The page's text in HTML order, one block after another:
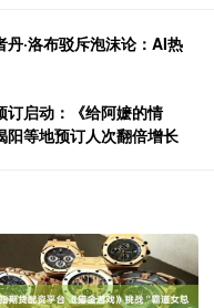
·洛布驳斥泡沫论：AI热
订启动：《给阿嬷的情
阳等地预订人次翻倍增长